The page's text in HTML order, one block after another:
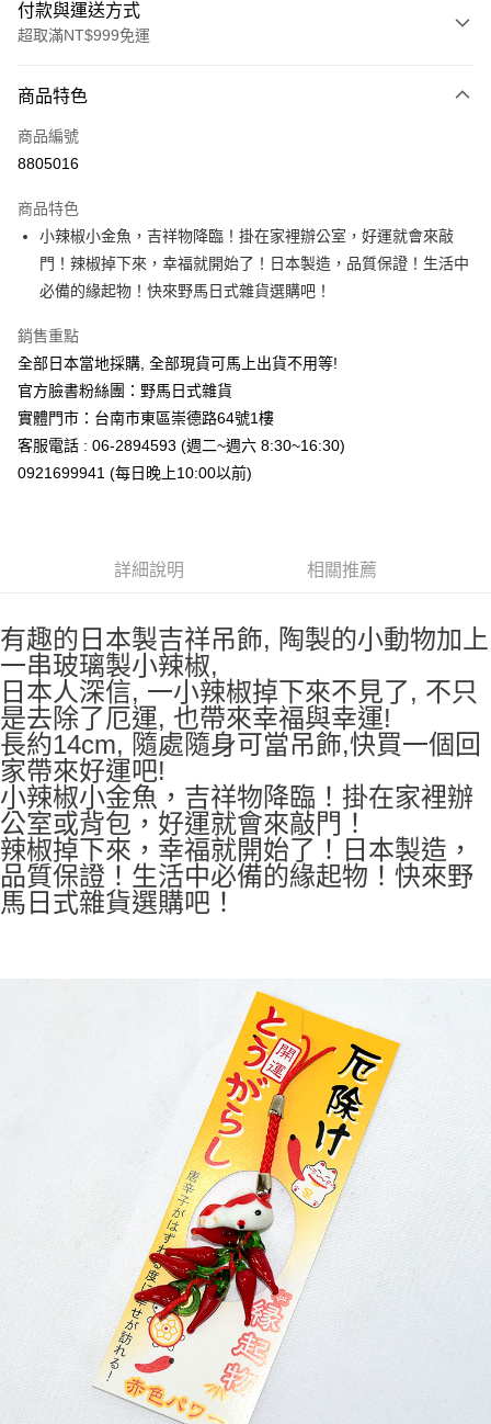
付款與運送方式
超取滿NT$999免運
信用卡一次付款
信用卡分期付款
合作金庫商業銀行
華南商業銀行
彰化商業銀行
上海商業儲蓄銀行
台北富邦商業銀行
國泰世華商業銀行
兆豐國際商業銀行
匯豐（台灣）商業銀行
聯邦商業銀行
遠東國際商業銀行
元大商業銀行
台新國際商業銀行
中國信託商業銀行
台灣樂天信用卡公司
超商取貨付款
LINE Pay
街口支付
悠遊付
Google Pay
ATM付款
付款後全家取貨
每筆NT$65，滿NT$999(含以上)免運費
7-11取貨付款
每筆NT$65，滿NT$999(含以上)免運費
付款後7-11取貨
每筆NT$65，滿NT$999(含以上)免運費
宅配
每筆NT$100，滿NT$999(含以上)免運費
商品特色
商品編號
8805016
商品特色
小辣椒小金魚，吉祥物降臨！掛在家裡辦公室，好運就會來敲
門！辣椒掉下來，幸福就開始了！日本製造，品質保證！生活中
必備的緣起物！快來野馬日式雜貨選購吧！
銷售重點
全部日本當地採購, 全部現貨可馬上出貨不用等!
官方臉書粉絲團：野馬日式雜貨
實體門市：台南市東區崇德路64號1樓
客服電話 : 06-2894593 (週二~週六 8:30~16:30)
0921699941 (每日晚上10:00以前)
詳細說明 相關推薦
有趣的日本製吉祥吊飾, 陶製的小動物加上
一串玻璃製小辣椒,
日本人深信, 一小辣椒掉下來不見了, 不只
是去除了厄運, 也帶來幸福與幸運!
長約14cm, 隨處隨身可當吊飾,快買一個回
家帶來好運吧!
小辣椒小金魚，吉祥物降臨！掛在家裡辦
公室或背包，好運就會來敲門！
辣椒掉下來，幸福就開始了！日本製造，
品質保證！生活中必備的緣起物！快來野
馬日式雜貨選購吧！